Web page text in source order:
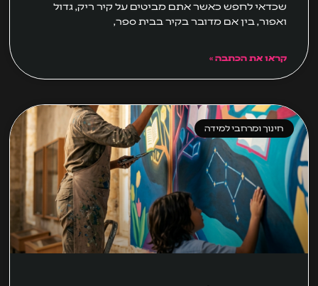
שכדאי לחפש כאשר אתם מביטים על קיר ריק, גדול
ואפור, בין אם מדובר בקיר בבית ספר,
קראו את הכתבה »
חינוך ומרחבי למידה